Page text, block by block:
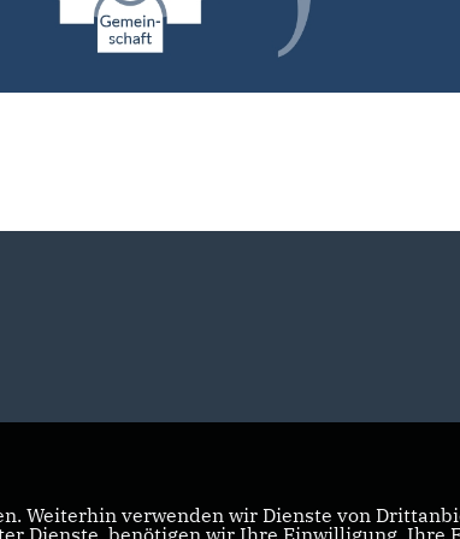
Weiterhin verwenden wir Dienste von
Dienste, benötigen wir Ihre Einwilligung. Ihre